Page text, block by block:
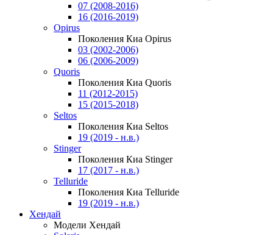
07 (2008-2016)
16 (2016-2019)
Opirus
Поколения Киа Opirus
03 (2002-2006)
06 (2006-2009)
Quoris
Поколения Киа Quoris
11 (2012-2015)
15 (2015-2018)
Seltos
Поколения Киа Seltos
19 (2019 - н.в.)
Stinger
Поколения Киа Stinger
17 (2017 - н.в.)
Telluride
Поколения Киа Telluride
19 (2019 - н.в.)
Хендай
Модели Хендай